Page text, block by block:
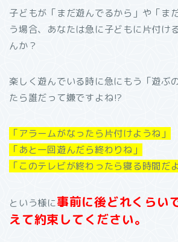
子どもが「まだ遊んでるから」や「ま
う場合、あなたは急に子どもに片付け
んか？
楽しく遊んでいる時に急にもう「遊ぶ
たら誰だって嫌ですよね⁉︎
「アラームがなったら片付けようね」
「あと一回遊んだら終わりね」
「このテレビが終わったら寝る時間だよ
という様に事前に後どれくらい
えて約束してください。